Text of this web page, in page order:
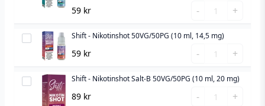
Nikotinshot
Salt-
B
50VG/50PG
(10
ml,
59 kr -
Shift
-
Nikotinshot
Salt-
B
50VG/50PG
(10
+
Shift
Nikotinshot
50VG/50PG
Shift - Nikotinshot 50VG/50PG (10 ml, 14,5 mg)
59 kr -
Shift
-
Nikotinshot
50VG/50PG
+
Shift
Shift - Nikotinshot Salt-B 50VG/50PG (10 ml, 20 mg)
89 kr -
Shift
+